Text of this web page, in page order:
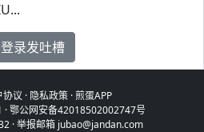
登录发吐槽
协议 · 隐私政策·煎蛋APP
·鄂公网安备42018502002747号
· 举报邮箱 jubao@jandan.com